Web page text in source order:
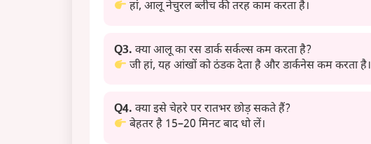
हां, आलू नेचुरल ब्लीच की तरह काम करता है।
Q3. क्या आलू का रस डार्क सर्कल्स कम करता है?
जी हां, यह आंखों को ठंडक देता है और डार्कनेस कम करता है।
Q4. क्या इसे चेहरे पर रातभर छोड़ सकते हैं?
बेहतर है 15–20 मिनट बाद धो लें।